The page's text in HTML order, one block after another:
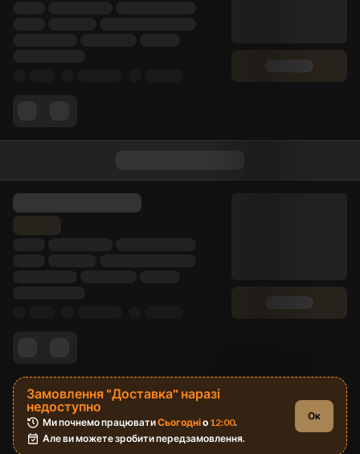
Замовлення "Доставка" наразі
недоступно
Ми почнемо працювати Сьогодні о 12:00.
Але ви можете зробити передзамовлення.
Ок